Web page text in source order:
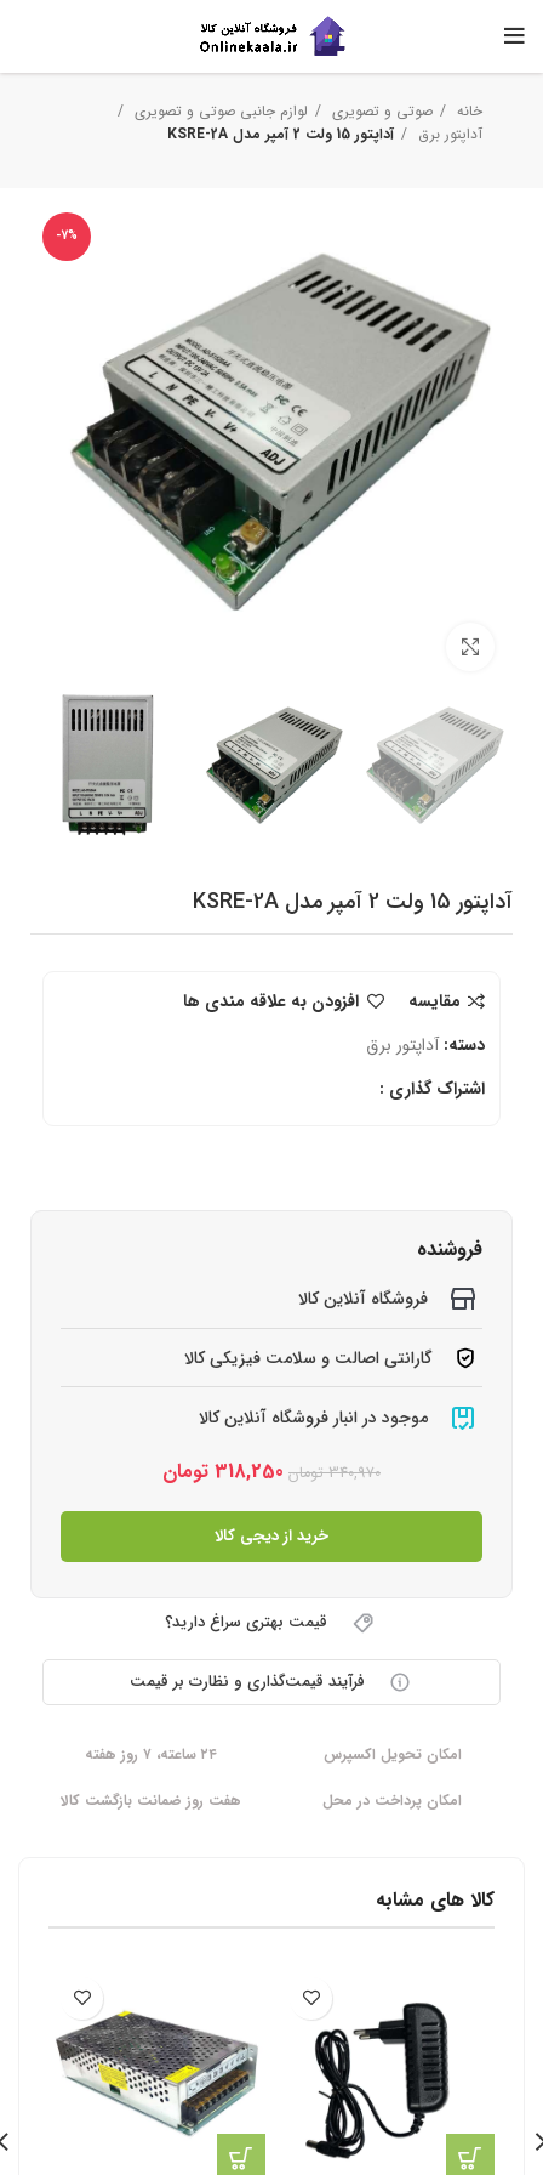
خانه صوتی و تصویری
لوازم جانبی صوتی و تصویری
آداپتور برق
آداپتور 15 ولت 2 آمپر مدل KSRE-2A
-7%
آداپتور 15 ولت 2 آمپر مدل KSRE-2A
مقایسه
افزودن به علاقه مندی ها
دسته: آداپتور برق
اشتراک گذاری :
فروشنده
فروشگاه آنلاین کالا
گارانتی اصالت و سلامت فیزیکی کالا
موجود در انبار فروشگاه آنلاین کالا
340,970 تومان 318,250 تومان
خرید از دیجی کالا
قیمت بهتری سراغ دارید؟
فرآیند قیمت‌گذاری و نظارت بر قیمت
امکان تحویل اکسپرس
۲۴ ساعته، ۷ روز هفته
امکان پرداخت در محل
هفت روز ضمانت بازگشت کالا
کالا های مشابه